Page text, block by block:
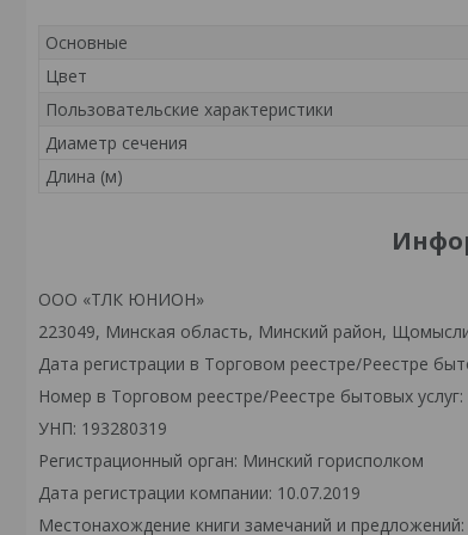
Основные
Цвет
Пользовательские характеристики
Диаметр сечения
Длина (м)
ООО «ТЛК ЮНИОН»
223049, Минская область, Минский район,
Дата регистрации в Торговом реестре/Реестре
Номер в Торговом реестре/Реестре бытовых услуг:
УНП: 193280319
Регистрационный орган: Минский горисполком
Дата регистрации компании: 10.07.2019
Местонахождение книги замечаний и